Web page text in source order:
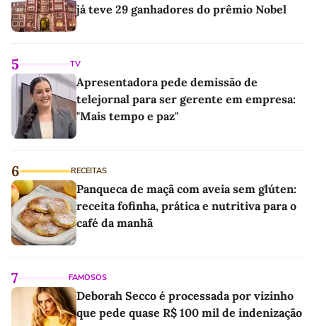
já teve 29 ganhadores do prêmio Nobel
5 TV
Apresentadora pede demissão de
telejornal para ser gerente em empresa:
"Mais tempo e paz"
6 RECEITAS
Panqueca de maçã com aveia sem glúten:
receita fofinha, prática e nutritiva para o
café da manhã
7 FAMOSOS
Deborah Secco é processada por vizinho
que pede quase R$ 100 mil de indenização